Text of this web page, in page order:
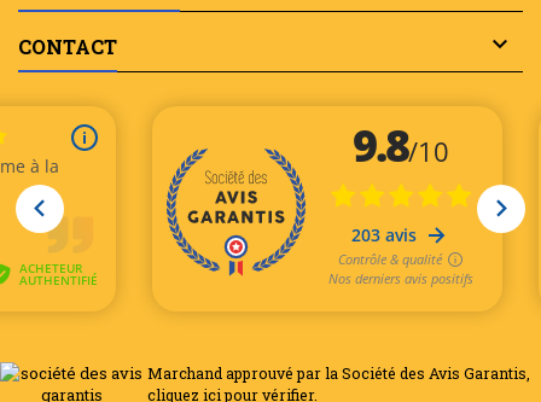
CONTACT 
Marchand approuvé par la Société des Avis Garantis,
cliquez ici pour vérifier.